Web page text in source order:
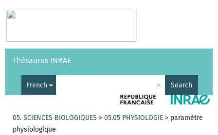
Vocabularies API
Thésaurus INRAE
French × Search
05. SCIENCES BIOLOGIQUES >05.05 PHYSIOLOGIE > paramètre
physiologique